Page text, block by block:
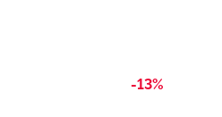
-13%